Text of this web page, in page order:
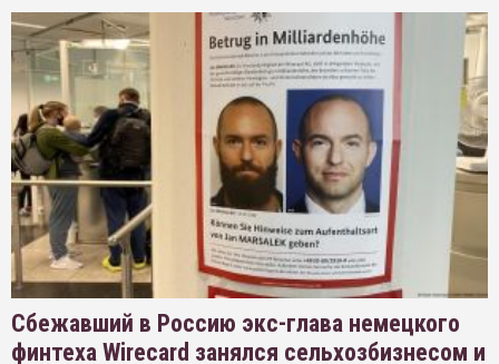
Сбежавший в Россию экс-глава немецкого
финтеха Wirecard занялся сельхозбизнесом и